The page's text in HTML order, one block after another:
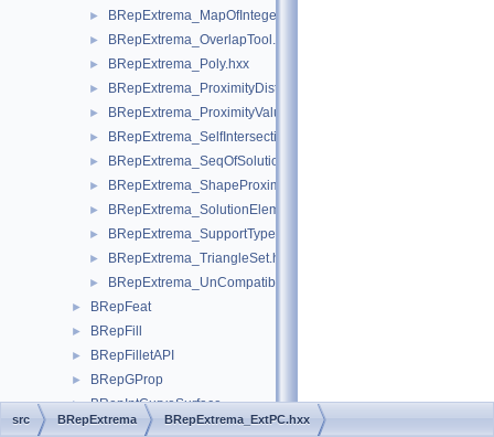
► BRepExtrema_MapOfIntegerPackedMapOfInteger.hxx
► BRepExtrema_OverlapTool.hxx
► BRepExtrema_Poly.hxx
► BRepExtrema_ProximityDistTool.hxx
► BRepExtrema_ProximityValueTool.hxx
► BRepExtrema_SelfIntersection.hxx
► BRepExtrema_SeqOfSolution.hxx
► BRepExtrema_ShapeProximity.hxx
► BRepExtrema_SolutionElem.hxx
► BRepExtrema_SupportType.hxx
► BRepExtrema_TriangleSet.hxx
► BRepExtrema_UnCompatibleShape.hxx
► BRepFeat
► BRepFill
► BRepFilletAPI
► BRepGProp
► BRepIntCurveSurface
► BRepLib
src BRepExtrema BRepExtrema_ExtPC.hxx